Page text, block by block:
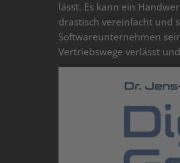
lässt. Es kann ein
drastisch vereinfacht und
Softwareunternehmen
Vertriebswege verlässt